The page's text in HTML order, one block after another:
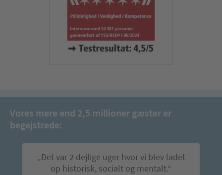
Vores mere end 2,5 millioner gæster er
begejstrede:
„Det var 2 dejlige uger hvor vi blev ladet
op historisk, socialt og mentalt.“